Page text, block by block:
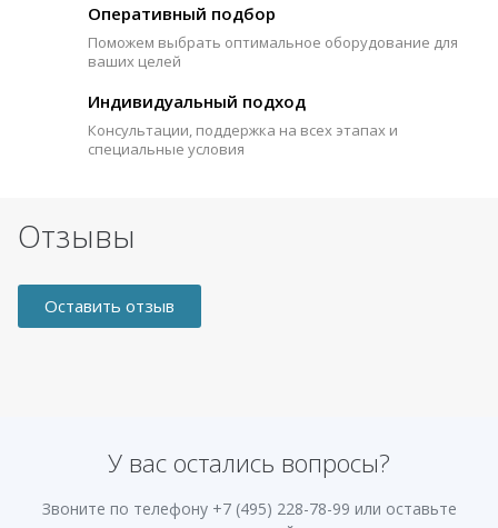
Оперативный подбор
Поможем выбрать оптимальное оборудование для
ваших целей
Индивидуальный подход
Консультации, поддержка на всех этапах и
специальные условия
Отзывы
Оставить отзыв
У вас остались вопросы?
Звоните по телефону +7 (495) 228-78-99 или оставьте